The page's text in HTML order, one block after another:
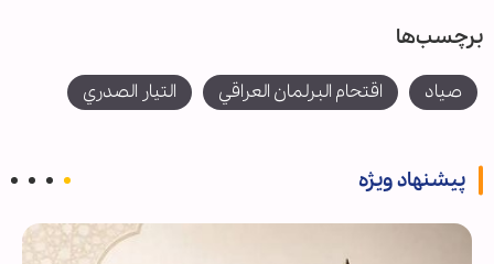
برچسب‌ها
صیاد اقتحام البرلمان العراقي التيار الصدري
پیشنهاد ویژه